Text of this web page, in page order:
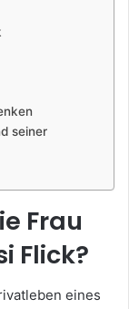
seiner
Frau
Flick?
eines